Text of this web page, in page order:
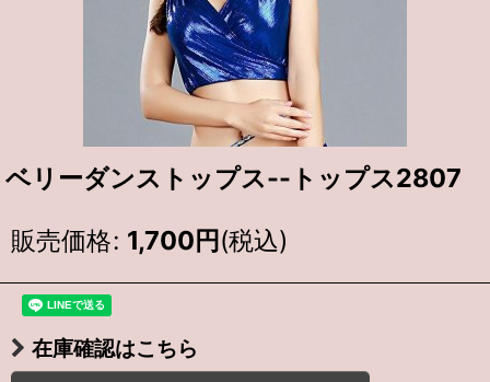
ベリーダンストップス--トップス2807
販売価格: 1,700円(税込)
在庫確認はこちら